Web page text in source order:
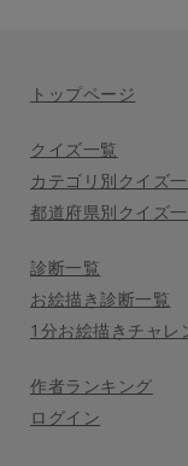
トップページ
クイズ一覧
カテゴリ別クイズ
都道府県別クイズ
診断一覧
お絵描き診断一覧
1分お絵描きチャレ
作者ランキング
ログイン